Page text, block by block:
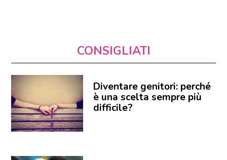
CONSIGLIATI
Diventare genitori: perché
è una scelta sempre più
difficile?